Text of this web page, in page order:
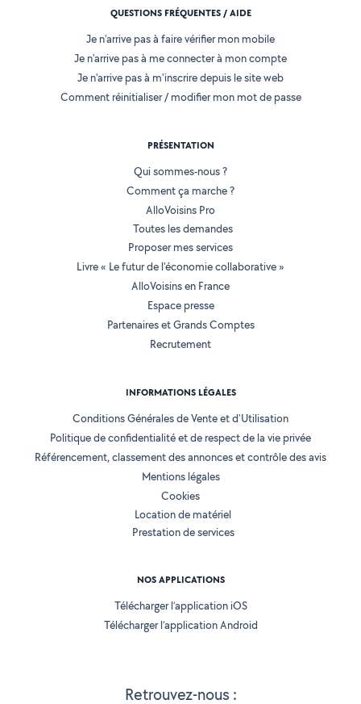
Retrouvez-nous :
QUESTIONS FRÉQUENTES / AIDE
Je n'arrive pas à faire vérifier mon mobile
Je n'arrive pas à me connecter à mon compte
Je n'arrive pas à m'inscrire depuis le site web
Comment réinitialiser / modifier mon mot de passe
PRÉSENTATION
Qui sommes-nous ?
Comment ça marche ?
AlloVoisins Pro
Toutes les demandes
Proposer mes services
Livre « Le futur de l'économie collaborative »
AlloVoisins en France
Espace presse
Partenaires et Grands Comptes
Recrutement
INFORMATIONS LÉGALES
Conditions Générales de Vente et d'Utilisation
Politique de confidentialité et de respect de la vie privée
Référencement, classement des annonces et contrôle des avis
Mentions légales
Cookies
Location de matériel
Prestation de services
NOS APPLICATIONS
Télécharger l’application iOS
Télécharger l’application Android